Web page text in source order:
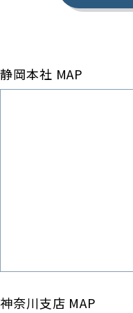
静岡本社 MAP
神奈川支店 MAP